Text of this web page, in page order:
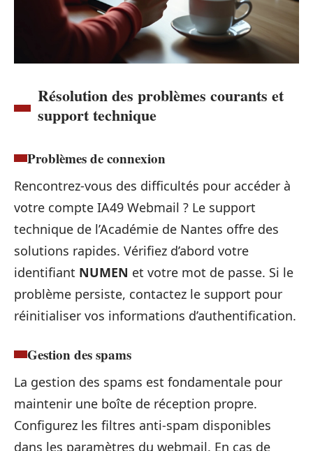
Résolution des problèmes courants et
support technique
Problèmes de connexion
Rencontrez-vous des difficultés pour accéder à
votre compte IA49 Webmail ? Le support
technique de l’Académie de Nantes offre des
solutions rapides. Vérifiez d’abord votre
identifiant NUMEN et votre mot de passe. Si le
problème persiste, contactez le support pour
réinitialiser vos informations d’authentification.
Gestion des spams
La gestion des spams est fondamentale pour
maintenir une boîte de réception propre.
Configurez les filtres anti-spam disponibles
dans les paramètres du webmail. En cas de